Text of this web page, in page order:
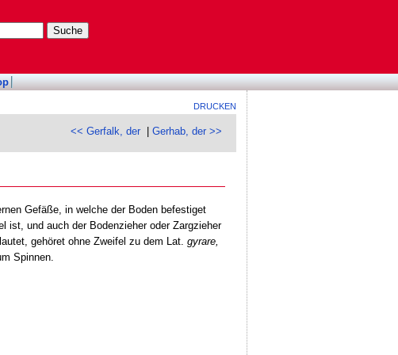
DRUCKEN
<< Gerfalk, der |Gerhab, der >>
Gefäße, in welche der Boden befestiget
ist, und auch der Bodenzieher oder Zargzieher
gehöret ohne Zweifel zu dem Lat. gyrare,
Spinnen.